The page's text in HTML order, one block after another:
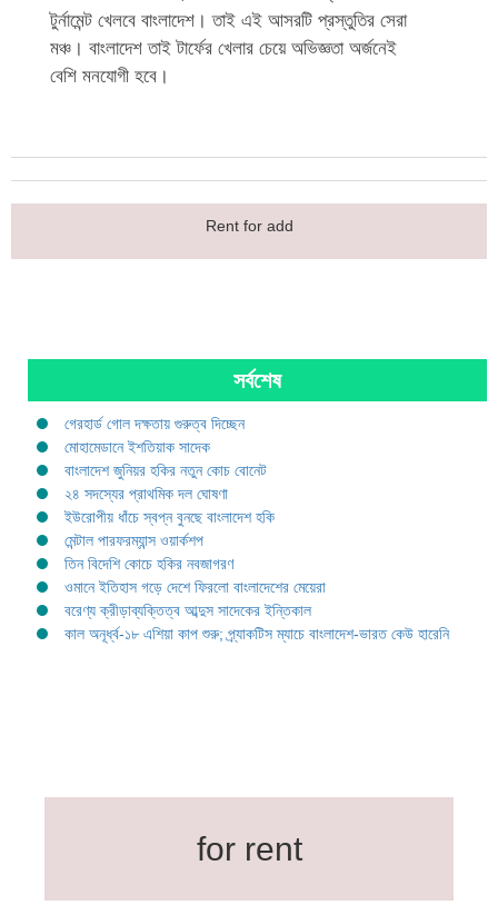
টুর্নামেন্ট খেলবে বাংলাদেশ। তাই এই আসরটি প্রস্তুতির সেরা
মঞ্চ। বাংলাদেশ তাই টার্ফের খেলার চেয়ে অভিজ্ঞতা অর্জনেই
বেশি মনযোগী হবে।
Rent for add
সর্বশেষ
গেরহার্ড গোল দক্ষতায় গুরুত্ব দিচ্ছেন
মোহামেডানে ইশতিয়াক সাদেক
বাংলাদেশ জুনিয়র হকির নতুন কোচ বোনেট
২৪ সদস্যের প্রাথমিক দল ঘোষণা
ইউরোপীয় ধাঁচে স্বপ্ন বুনছে বাংলাদেশ হকি
মেন্টাল পারফরম্যান্স ওয়ার্কশপ
তিন বিদেশি কোচে হকির নবজাগরণ
ওমানে ইতিহাস গড়ে দেশে ফিরলো বাংলাদেশের মেয়েরা
বরেণ্য ক্রীড়াব্যক্তিত্ব আব্দুস সাদেকের ইন্তিকাল
কাল অনূর্ধ্ব-১৮ এশিয়া কাপ শুরু; প্র্যাকটিস ম্যাচে বাংলাদেশ-ভারত কেউ হারেনি
for rent